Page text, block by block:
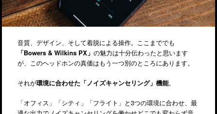
音質、デザイン、そして着脱による操作。ここまででも
「Bowers & Wilkins PX」 の魅力は十分伝わったと思います
が、このヘッドホンの真価はもう一つ別のところにあります。
それが環境に合わせた「ノイズキャンセリング」機能。
「オフィス」「シティ」「フライト」と3つの環境に合わせ、最